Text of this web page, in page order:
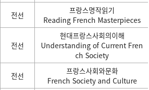
전선
프랑스명작읽기
Reading French Masterpieces
전선
현대프랑스사회의이해
Understanding of Current Fren
ch Society
전선
프랑스사회와문화
French Society and Culture